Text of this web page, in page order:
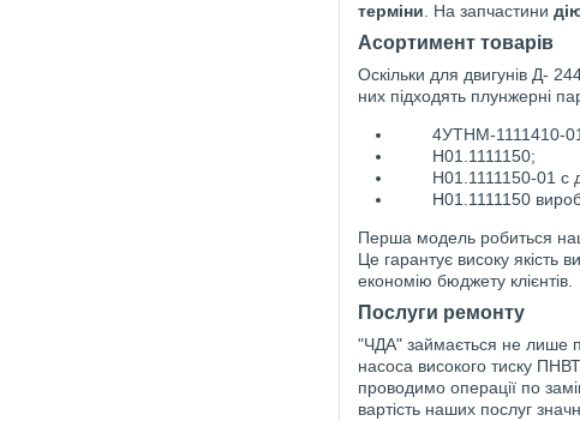
терміни . На запчастини
Асортимент товарiв
Оскільки для двигунів Д-
них підходять плунжерні
4УТНМ-1111410-
Н01.1111150;
Н01.1111150-01
Н01.1111150
Перша модель робиться
Це гарантує високу якість
економію бюджету клієнтів.
Послуги ремонту
"ЧДА" займається не лише
насоса високого тиску
проводимо операції по
вартість наших послуг